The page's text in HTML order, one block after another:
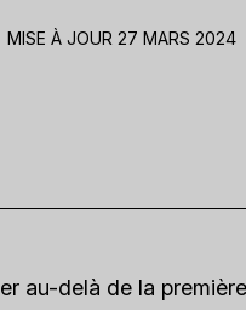
MISE À JOUR 27 MARS 2024
au-delà de la